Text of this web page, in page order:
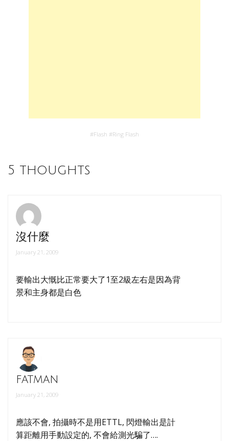
#Flash #Ring Flash
5 thoughts
沒什麼
January 21, 2009
要輸出大慨比正常要大了1至2級左右是因為背
景和主身都是白色
fatman
January 21, 2009
應該不會, 拍攝時不是用ETTL, 閃燈輸出是計
算距離用手動設定的, 不會給測光騙了….